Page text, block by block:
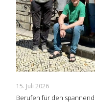
15. Juli 2026
Berufen für den